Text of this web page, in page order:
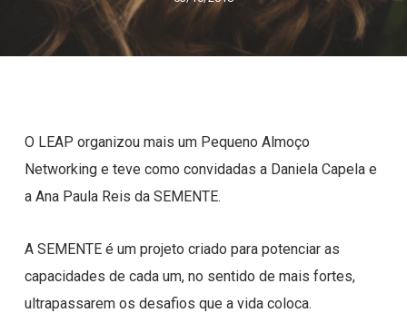
O LEAP organizou mais um Pequeno Almoço
Networking e teve como convidadas a Daniela Capela e
a Ana Paula Reis da SEMENTE.
A SEMENTE é um projeto criado para potenciar as
capacidades de cada um, no sentido de mais fortes,
ultrapassarem os desafios que a vida coloca.